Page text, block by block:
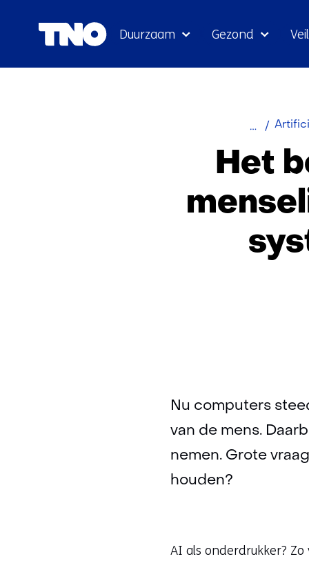
Duurzaam Gezond
Home
Het
Nu computers
van de mens.
nemen. Grote
houden?
AI als onderdrukker?